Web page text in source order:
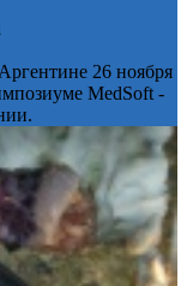
26 ноября
MedSoft -